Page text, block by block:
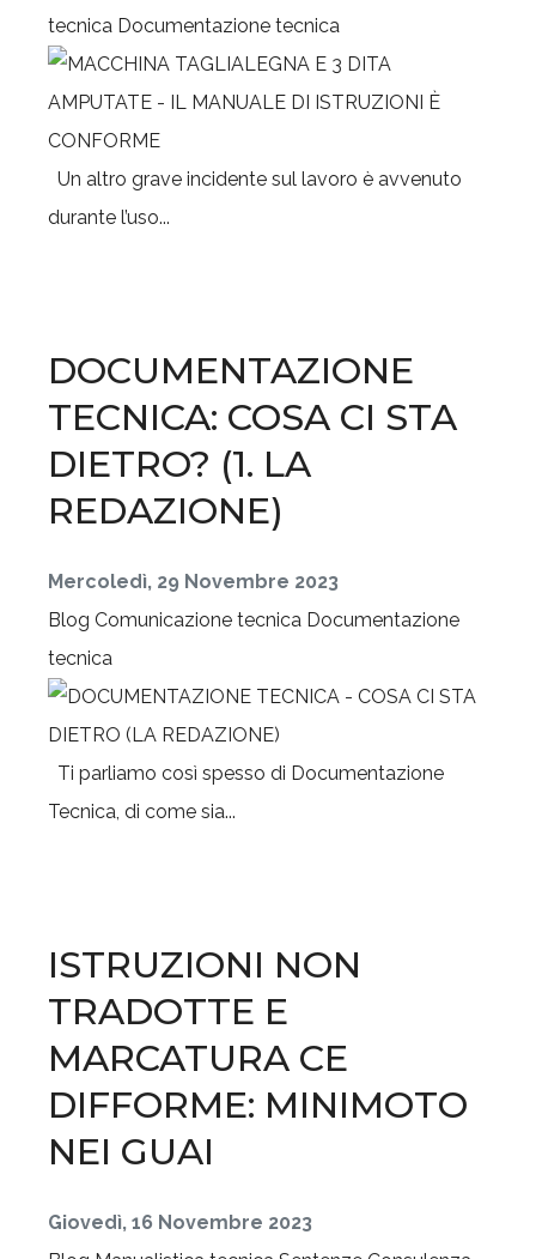
tecnica Documentazione tecnica
Un altro grave incidente sul lavoro è avvenuto
durante l’uso...
DOCUMENTAZIONE
TECNICA: COSA CI STA
DIETRO? (1. LA
REDAZIONE)
Mercoledì, 29 Novembre 2023
Blog Comunicazione tecnica Documentazione
tecnica
Ti parliamo così spesso di Documentazione
Tecnica, di come sia...
ISTRUZIONI NON
TRADOTTE E
MARCATURA CE
DIFFORME: MINIMOTO
NEI GUAI
Giovedì, 16 Novembre 2023